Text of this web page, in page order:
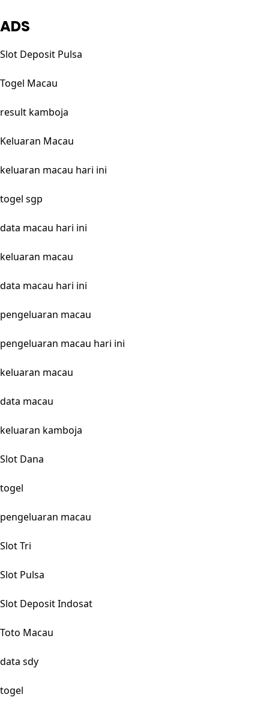
ADS
Slot Deposit Pulsa
Togel Macau
result kamboja
Keluaran Macau
keluaran macau hari ini
togel sgp
data macau hari ini
keluaran macau
data macau hari ini
pengeluaran macau
pengeluaran macau hari ini
keluaran macau
data macau
keluaran kamboja
Slot Dana
togel
pengeluaran macau
Slot Tri
Slot Pulsa
Slot Deposit Indosat
Toto Macau
data sdy
togel